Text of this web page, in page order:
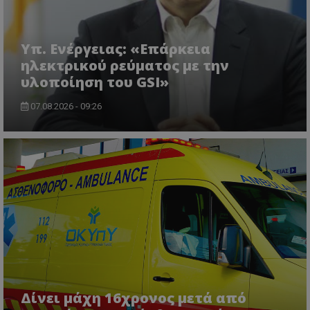
Υπ. Ενέργειας: «Επάρκεια
ηλεκτρικού ρεύματος με την
υλοποίηση του GSI»
07.08.2026 - 09:26
Δίνει μάχη 16χρονος μετά από
ASP.NET_SessionId
Microsoft Corporation
VISITOR_PRIVACY_METADATA
YouTube
.youtube.com